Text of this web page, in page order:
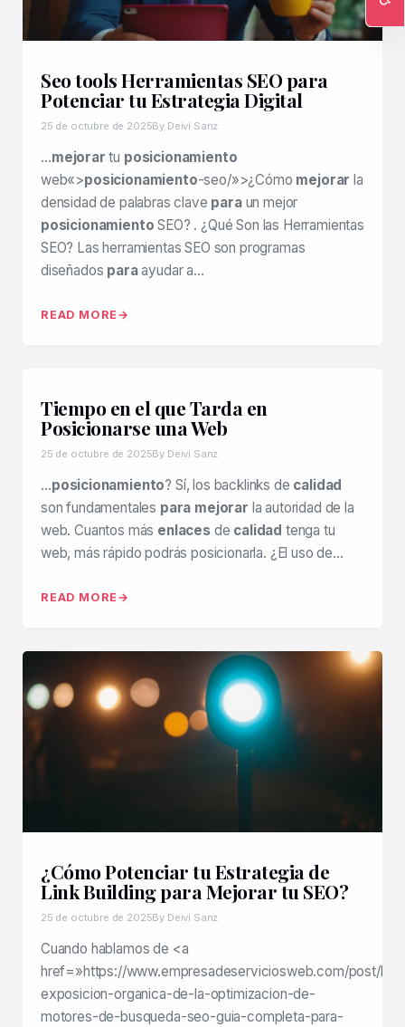
Seo tools Herramientas SEO para
Potenciar tu Estrategia Digital
25 de octubre de 2025By Deivi Sanz
…mejorar tu posicionamiento
web«>posicionamiento-seo/»>¿Cómo mejorar la
densidad de palabras clave paraun mejor
posicionamiento SEO? . ¿Qué Son las Herramientas
SEO? Las herramientas SEO son programas
diseñados paraayudar a…
READ MORE
Tiempo en el que Tarda en
Posicionarse una Web
25 de octubre de 2025By Deivi Sanz
…posicionamiento? Sí, los backlinks de calidad
son fundamentales para mejorar la autoridad de la
web. Cuantos más enlacesde calidad tenga tu
web, más rápido podrás posicionarla. ¿El uso de…
READ MORE
¿Cómo Potenciar tu Estrategia de
Link Building para Mejorar tu SEO?
25 de octubre de 2025By Deivi Sanz
Cuando hablamos de <a
href=»https://www.empresadeserviciosweb.com/post/la-
exposicion-organica-de-la-optimizacion-de-
motores-de-busqueda-seo-guia-completa-para-